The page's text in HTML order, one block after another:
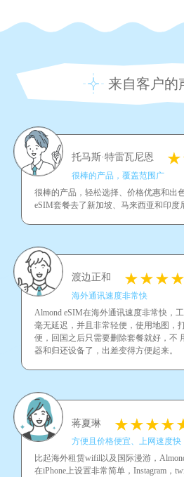
来自客户的
托马斯·特雷瓦尼恩
很棒的产品，覆盖范围广
很棒的产品，轻松选择、价格优惠和出
eSIM套餐去了新加坡、马来西亚和印度
渡边正和
海外通讯速度非常快
Almond eSIM在海外通讯速度非常快，
毫无延迟，并且非常轻便，使用地图，
便，回国之后只需要删除套餐就好，不
器和归还设备了，出差变得方便起来。
蒋夏琳
方便且价格便宜、上网速度快
比起海外租赁wifil以及国际漫游，
在iPhone上设置非常简单，Instagram，